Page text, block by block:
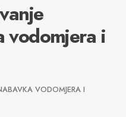
vodomjera i
VODOMJERA I